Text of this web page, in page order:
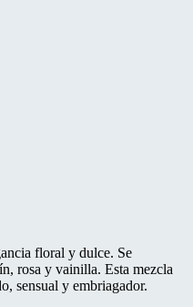
floral y dulce. Se
rosa y vainilla. Esta mezcla
sensual y embriagador.